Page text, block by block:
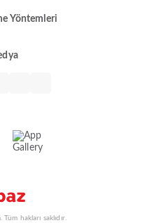
Yöntemleri
hakları saklıdır.